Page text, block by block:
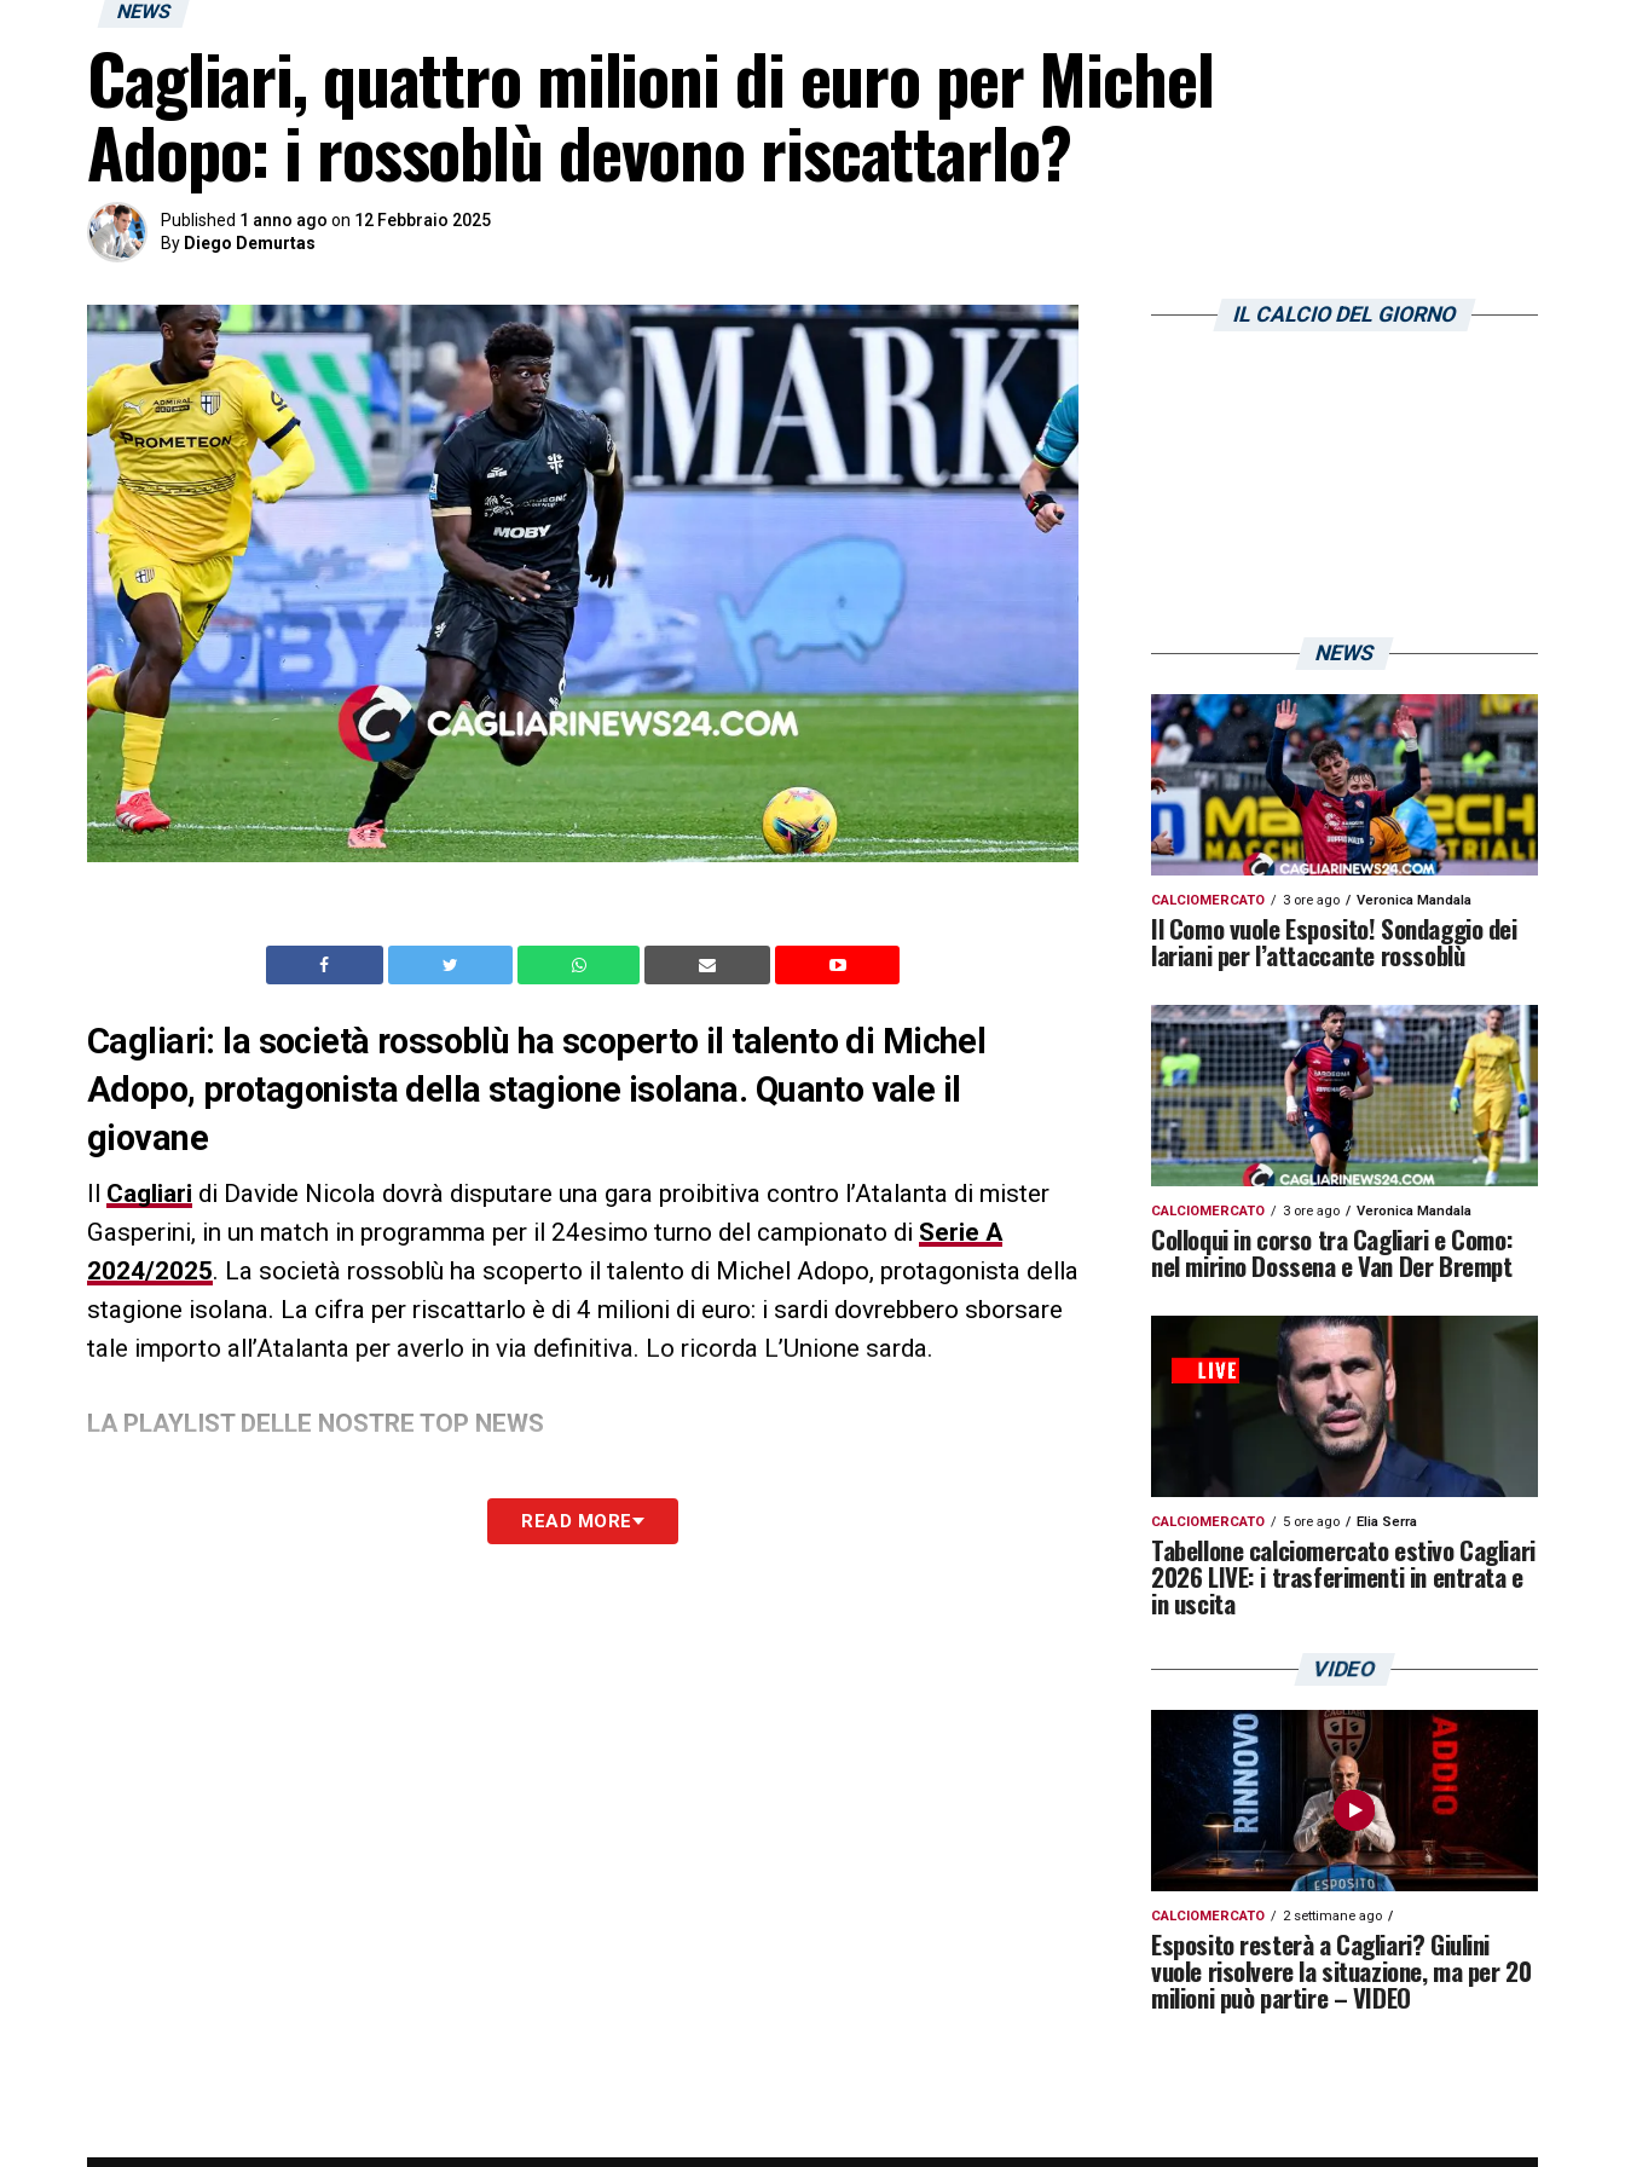
NEWS
Cagliari, quattro milioni di euro per Michel
Adopo: i rossoblù devono riscattarlo?
Published 1 anno ago on 12 Febbraio 2025
By Diego Demurtas
Cagliari: la società rossoblù ha scoperto il talento di Michel
Adopo, protagonista della stagione isolana. Quanto vale il
giovane
Il Cagliari di Davide Nicola dovrà disputare una gara proibitiva contro l’Atalanta di mister
Gasperini, in un match in programma per il 24esimo turno del campionato di Serie A
2024/2025. La società rossoblù ha scoperto il talento di Michel Adopo, protagonista della
stagione isolana. La cifra per riscattarlo è di 4 milioni di euro: i sardi dovrebbero sborsare
tale importo all’Atalanta per averlo in via definitiva. Lo ricorda L’Unione sarda.
LA PLAYLIST DELLE NOSTRE TOP NEWS
READ MORE
IL CALCIO DEL GIORNO
NEWS
CALCIOMERCATO 3 ore ago Veronica Mandala
Il Como vuole Esposito! Sondaggio dei
lariani per l’attaccante rossoblù
CALCIOMERCATO 3 ore ago Veronica Mandala
Colloqui in corso tra Cagliari e Como:
nel mirino Dossena e Van Der Brempt
CALCIOMERCATO 5 ore ago Elia Serra
Tabellone calciomercato estivo Cagliari
2026 LIVE: i trasferimenti in entrata e
in uscita
VIDEO
CALCIOMERCATO 2 settimane ago
Esposito resterà a Cagliari? Giulini
vuole risolvere la situazione, ma per 20
milioni può partire – VIDEO